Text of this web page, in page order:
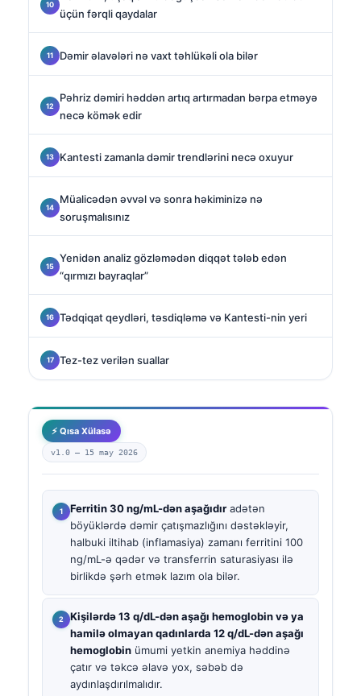
üçün fərqli qaydalar
Dəmir əlavələri nə vaxt təhlükəli ola bilər
Pəhriz dəmiri həddən artıq artırmadan bərpa etməyə
necə kömək edir
Kantesti zamanla dəmir trendlərini necə oxuyur
Müalicədən əvvəl və sonra həkiminizə nə
soruşmalısınız
Yenidən analiz gözləmədən diqqət tələb edən
“qırmızı bayraqlar”
Tədqiqat qeydləri, təsdiqləmə və Kantesti-nin yeri
Tez-tez verilən suallar
⚡ Qısa Xülasə
v1.0 — 15 may 2026
Ferritin 30 ng/mL-dən aşağıdır adətən
böyüklərdə dəmir çatışmazlığını dəstəkləyir,
halbuki iltihab (inflamasiya) zamanı ferritini 100
ng/mL-ə qədər və transferrin saturasiyası ilə
birlikdə şərh etmək lazım ola bilər.
Kişilərdə 13 q/dL-dən aşağı hemoglobin və ya
hamilə olmayan qadınlarda 12 q/dL-dən aşağı
hemoglobin ümumi yetkin anemiya həddinə
çatır və təkcə əlavə yox, səbəb də
aydınlaşdırılmalıdır.